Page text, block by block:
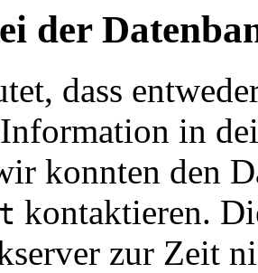
der
dass
in
konnten den
kontaktieren.
zur Zeit